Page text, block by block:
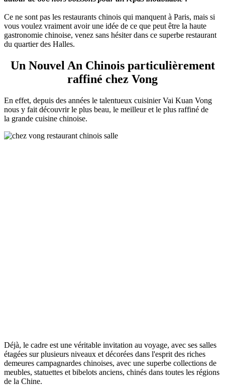
Ce ne sont pas les restaurants chinois qui manquent à Paris, mais si
vous voulez vraiment avoir une idée de ce que peut être la haute
gastronomie chinoise, venez sans hésiter dans ce superbe restaurant
du quartier des Halles.
Un Nouvel An Chinois particulièrement
raffiné chez Vong
En effet, depuis des années le talentueux cuisinier Vai Kuan Vong
nous y fait découvrir le plus beau, le meilleur et le plus raffiné de
la grande cuisine chinoise.
Déjà, le cadre est une véritable invitation au voyage, avec ses salles
étagées sur plusieurs niveaux et décorées dans l'esprit des riches
demeures campagnardes chinoises, avec une superbe collections de
meubles, statuettes et bibelots anciens, chinés dans toutes les régions
de la Chine.